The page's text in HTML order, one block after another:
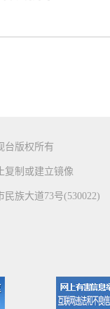
台版权所有
复制或建立镜像
族大道73号(530022)